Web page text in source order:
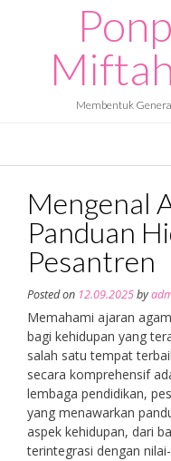
Membentuk
Mengenal
Panduan
Pesantren
Posted on 12.09.2025by
Memahami ajaran
bagi kehidupan yang
salah satu tempat
secara komprehensif
lembaga pendidikan,
yang menawarkan
aspek kehidupan, dari
terintegrasi dengan